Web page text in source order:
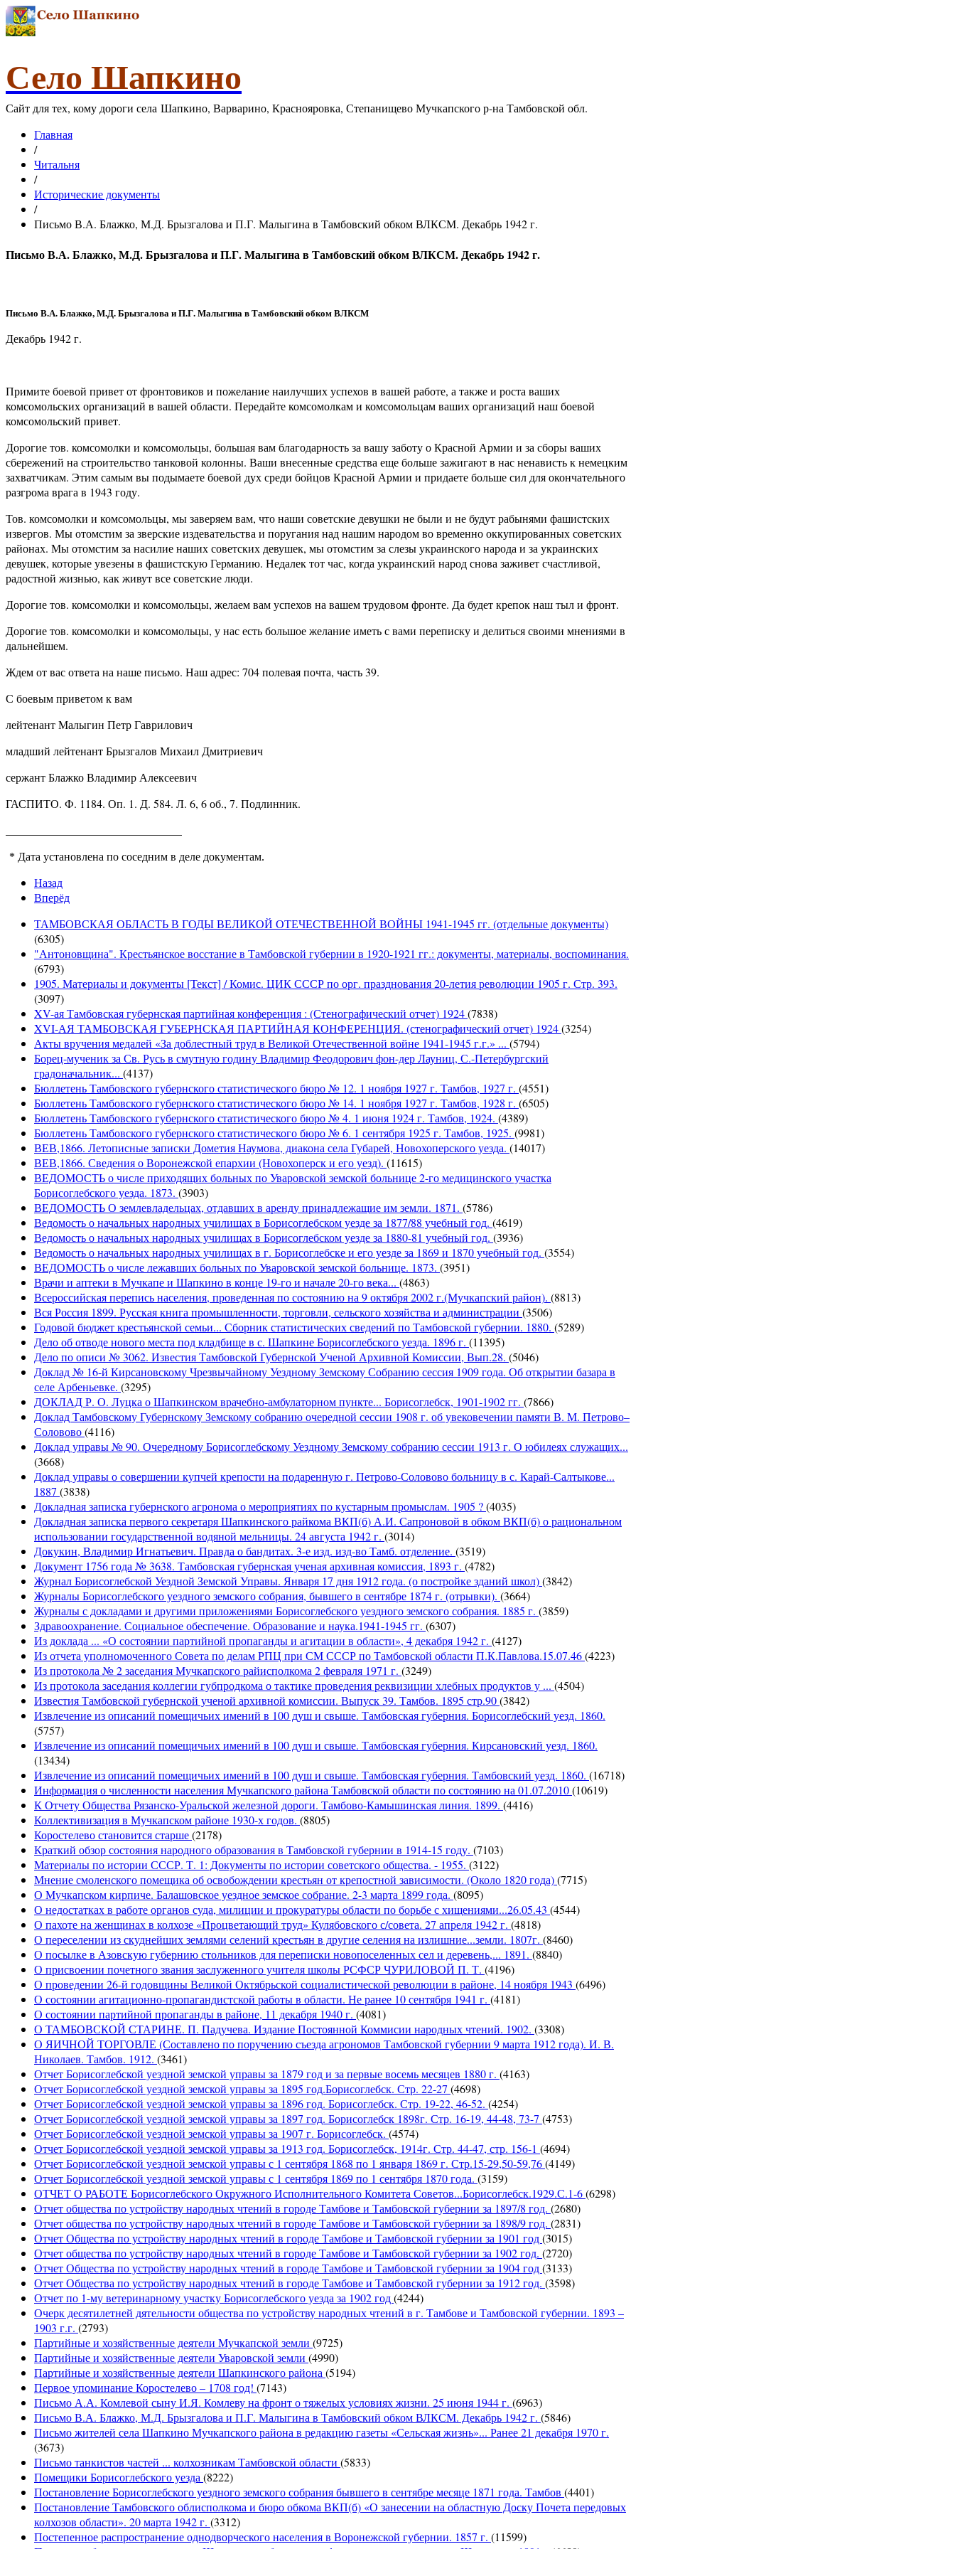
Село Шапкино
Сайт для тех, кому дороги села Шапкино, Варварино, Краснояровка, Степанищево Мучкапского р-на Тамбовской обл.
Главная
/
Читальня
/
Исторические документы
/
Письмо В.А. Блажко, М.Д. Брызгалова и П.Г. Малыгина в Тамбовский обком ВЛКСМ. Декабрь 1942 г.
Письмо В.А. Блажко, М.Д. Брызгалова и П.Г. Малыгина в Тамбовский обком ВЛКСМ. Декабрь 1942 г.
Письмо В.А. Блажко, М.Д. Брызгалова и П.Г. Малыгина в Тамбовский обком ВЛКСМ
Декабрь 1942 г.
Примите боевой привет от фронтовиков и пожелание наилучших успехов в вашей работе, а также и роста ваших
комсомольских организаций в вашей области. Передайте комсомолкам и комсомольцам ваших организаций наш боевой
комсомольский привет.
Дорогие тов. комсомолки и комсомольцы, большая вам благодарность за вашу заботу о Красной Армии и за сборы ваших
сбережений на строительство танковой колонны. Ваши внесенные средства еще больше зажигают в нас ненависть к немецким
захватчикам. Этим самым вы подымаете боевой дух среди бойцов Красной Армии и придаете больше сил для окончательного
разгрома врага в 1943 году.
Тов. комсомолки и комсомольцы, мы заверяем вам, что наши советские девушки не были и не будут рабынями фашистских
извергов. Мы отомстим за зверские издевательства и поругания над нашим народом во временно оккупированных советских
районах. Мы отомстим за насилие наших советских девушек, мы отомстим за слезы украинского народа и за украинских
девушек, которые увезены в фашистскую Германию. Недалек тот час, когда украинский народ снова заживет счастливой,
радостной жизнью, как живут все советские люди.
Дорогие тов. комсомолки и комсомольцы, желаем вам успехов на вашем трудовом фронте. Да будет крепок наш тыл и фронт.
Дорогие тов. комсомолки и комсомольцы, у нас есть большое желание иметь с вами переписку и делиться своими мнениями в
дальнейшем.
Ждем от вас ответа на наше письмо. Наш адрес: 704 полевая почта, часть 39.
С боевым приветом к вам
лейтенант Малыгин Петр Гаврилович
младший лейтенант Брызгалов Михаил Дмитриевич
сержант Блажко Владимир Алексеевич
ГАСПИТО. Ф. 1184. Оп. 1. Д. 584. Л. 6, 6 об., 7. Подлинник.
* Дата установлена по соседним в деле документам.
Назад
Вперёд
ТАМБОВСКАЯ ОБЛАСТЬ В ГОДЫ ВЕЛИКОЙ ОТЕЧЕСТВЕННОЙ ВОЙНЫ 1941-1945 гг. (отдельные документы)
(6305)
"Антоновщина". Крестьянское восстание в Тамбовской губернии в 1920-1921 гг.: документы, материалы, воспоминания.
(6793)
1905. Материалы и документы [Текст] / Комис. ЦИК СССР по орг. празднования 20-летия революции 1905 г. Стр. 393.
(3097)
XV-ая Тамбовская губернская партийная конференция : (Стенографический отчет) 1924(7838)
XVI-АЯ ТАМБОВСКАЯ ГУБЕРНСКАЯ ПАРТИЙНАЯ КОНФЕРЕНЦИЯ. (стенографический отчет) 1924(3254)
Акты вручения медалей «За доблестный труд в Великой Отечественной войне 1941-1945 г.г.» ... (5794)
Борец-мученик за Св. Русь в смутную годину Владимир Феодорович фон-дер Лауниц, С.-Петербургский
градоначальник... (4137)
Бюллетень Тамбовского губернского статистического бюро № 12. 1 ноября 1927 г. Тамбов, 1927 г. (4551)
Бюллетень Тамбовского губернского статистического бюро № 14. 1 ноября 1927 г. Тамбов, 1928 г. (6505)
Бюллетень Тамбовского губернского статистического бюро № 4. 1 июня 1924 г. Тамбов, 1924. (4389)
Бюллетень Тамбовского губернского статистического бюро № 6. 1 сентября 1925 г. Тамбов, 1925. (9981)
ВЕВ,1866. Летописные записки Дометия Наумова, диакона села Губарей, Новохоперского уезда. (14017)
ВЕВ,1866. Сведения о Воронежской епархии (Новохоперск и его уезд). (11615)
ВЕДОМОСТЬ о числе приходящих больных по Уваровской земской больнице 2-го медицинского участка
Борисоглебского уезда. 1873. (3903)
ВЕДОМОСТЬ О землевладельцах, отдавших в аренду принадлежащие им земли. 1871. (5786)
Ведомость о начальных народных училищах в Борисоглебском уезде за 1877/88 учебный год. (4619)
Ведомость о начальных народных училищах в Борисоглебском уезде за 1880-81 учебный год. (3936)
Ведомость о начальных народных училищах в г. Борисоглебске и его уезде за 1869 и 1870 учебный год. (3554)
ВЕДОМОСТЬ о числе лежавших больных по Уваровской земской больнице. 1873. (3951)
Врачи и аптеки в Мучкапе и Шапкино в конце 19-го и начале 20-го века... (4863)
Всероссийская перепись населения, проведенная по состоянию на 9 октября 2002 г.(Мучкапский район). (8813)
Вся Россия 1899. Русская книга промышленности, торговли, сельского хозяйства и администрации (3506)
Годовой бюджет крестьянской семьи... Сборник статистических сведений по Тамбовской губернии. 1880. (5289)
Дело об отводе нового места под кладбище в с. Шапкине Борисоглебского уезда. 1896 г. (11395)
Дело по описи № 3062. Известия Тамбовской Губернской Ученой Архивной Комиссии, Вып.28. (5046)
Доклад № 16-й Кирсановскому Чрезвычайному Уездному Земскому Собранию сессия 1909 года. Об открытии базара в
селе Арбеньевке. (3295)
ДОКЛАД Р. О. Луцка о Шапкинском врачебно-амбулаторном пункте... Борисоглебск, 1901-1902 гг. (7866)
Доклад Тамбовскому Губернскому Земскому собранию очередной сессии 1908 г. об увековечении памяти В. М. Петрово–
Соловово(4116)
Доклад управы № 90. Очередному Борисоглебскому Уездному Земскому собранию сессии 1913 г. О юбилеях служащих...
(3668)
Доклад управы о совершении купчей крепости на подаренную г. Петрово-Соловово больницу в с. Карай-Салтыкове...
1887 (3838)
Докладная записка губернского агронома о мероприятиях по кустарным промыслам. 1905 ?(4035)
Докладная записка первого секретаря Шапкинского райкома ВКП(б) А.И. Сапроновой в обком ВКП(б) о рациональном
использовании государственной водяной мельницы. 24 августа 1942 г. (3014)
Докукин, Владимир Игнатьевич. Правда о бандитах. 3-е изд. изд-во Тамб. отделение. (3519)
Документ 1756 года № 3638. Тамбовская губернская ученая архивная комиссия, 1893 г. (4782)
Журнал Борисоглебской Уездной Земской Управы. Января 17 дня 1912 года. (о постройке зданий школ)(3842)
Журналы Борисоглебского уездного земского собрания, бывшего в сентябре 1874 г. (отрывки). (3664)
Журналы с докладами и другими приложениями Борисоглебского уездного земского собрания. 1885 г. (3859)
Здравоохранение. Социальное обеспечение. Образование и наука.1941-1945 гг. (6307)
Из доклада ... «О состоянии партийной пропаганды и агитации в области», 4 декабря 1942 г. (4127)
Из отчета уполномоченного Совета по делам РПЦ при СМ СССР по Тамбовской области П.К.Павлова.15.07.46(4223)
Из протокола № 2 заседания Мучкапского райисполкома 2 февраля 1971 г. (3249)
Из протокола заседания коллегии губпродкома о тактике проведения реквизиции хлебных продуктов у ... (4504)
Известия Тамбовской губернской ученой архивной комиссии. Выпуск 39. Тамбов. 1895 стр.90(3842)
Извлечение из описаний помещичьих имений в 100 душ и свыше. Тамбовская губерния. Борисоглебский уезд. 1860.
(5757)
Извлечение из описаний помещичьих имений в 100 душ и свыше. Тамбовская губерния. Кирсановский уезд. 1860.
(13434)
Извлечение из описаний помещичьих имений в 100 душ и свыше. Тамбовская губерния. Тамбовский уезд. 1860. (16718)
Информация о численности населения Мучкапского района Тамбовской области по состоянию на 01.07.2010(10619)
К Отчету Общества Рязанско-Уральской железной дороги. Тамбово-Камышинская линия. 1899. (4416)
Коллективизация в Мучкапском районе 1930-х годов. (8805)
Коростелево становится старше(2178)
Краткий обзор состояния народного образования в Тамбовской губернии в 1914-15 году. (7103)
Материалы по истории СССР. Т. 1: Документы по истории советского общества. - 1955. (3122)
Мнение смоленского помещика об освобождении крестьян от крепостной зависимости. (Около 1820 года)(7715)
О Мучкапском кирпиче. Балашовское уездное земское собрание. 2-3 марта 1899 года. (8095)
О недостатках в работе органов суда, милиции и прокуратуры области по борьбе с хищениями...26.05.43 (4544)
О пахоте на женщинах в колхозе «Процветающий труд» Кулябовского с/совета. 27 апреля 1942 г. (4818)
О переселении из скуднейших землями селений крестьян в другие селения на излишние...земли. 1807г. (8460)
О посылке в Азовскую губернию стольников для переписки новопоселенных сел и деревень,... 1891. (8840)
О присвоении почетного звания заслуженного учителя школы РСФСР ЧУРИЛОВОЙ П. Т. (4196)
О проведении 26-й годовщины Великой Октябрьской социалистической революции в районе, 14 ноября 1943 (6496)
О состоянии агитационно-пропагандистской работы в области. Не ранее 10 сентября 1941 г. (4181)
О состоянии партийной пропаганды в районе, 11 декабря 1940 г. (4081)
О ТАМБОВСКОЙ СТАРИНЕ. П. Падучева. Издание Постоянной Коммисии народных чтений. 1902. (3308)
О ЯИЧНОЙ ТОРГОВЛЕ (Составлено по поручению съезда агрономов Тамбовской губернии 9 марта 1912 года). И. В.
Николаев. Тамбов. 1912. (3461)
Отчет Борисоглебской уездной земской управы за 1879 год и за первые восемь месяцев 1880 г. (4163)
Отчет Борисоглебской уездной земской управы за 1895 год.Борисоглебск. Стр. 22-27 (4698)
Отчет Борисоглебской уездной земской управы за 1896 год. Борисоглебск. Стр. 19-22, 46-52. (4254)
Отчет Борисоглебской уездной земской управы за 1897 год. Борисоглебск 1898г. Стр. 16-19, 44-48, 73-7 (4753)
Отчет Борисоглебской уездной земской управы за 1907 г. Борисоглебск. (4574)
Отчет Борисоглебской уездной земской управы за 1913 год. Борисоглебск, 1914г. Стр. 44-47, стр. 156-1 (4694)
Отчет Борисоглебской уездной земской управы с 1 сентября 1868 по 1 января 1869 г. Стр.15-29,50-59,76(4149)
Отчет Борисоглебской уездной земской управы с 1 сентября 1869 по 1 сентября 1870 года. (3159)
ОТЧЕТ О РАБОТЕ Борисоглебского Окружного Исполнительного Комитета Советов...Борисоглебск.1929.С.1-6(6298)
Отчет общества по устройству народных чтений в городе Тамбове и Тамбовской губернии за 1897/8 год. (2680)
Отчет общества по устройству народных чтений в городе Тамбове и Тамбовской губернии за 1898/9 год. (2831)
Отчет Общества по устройству народных чтений в городе Тамбове и Тамбовской губернии за 1901 год(3015)
Отчет общества по устройству народных чтений в городе Тамбове и Тамбовской губернии за 1902 год. (2720)
Отчет Общества по устройству народных чтений в городе Тамбове и Тамбовской губернии за 1904 год(3133)
Отчет Общества по устройству народных чтений в городе Тамбове и Тамбовской губернии за 1912 год. (3598)
Отчет по 1-му ветеринарному участку Борисоглебского уезда за 1902 год(4244)
Очерк десятилетней дятельности общества по устройству народных чтений в г. Тамбове и Тамбовской губернии. 1893 –
1903 г.г. (2793)
Партийные и хозяйственные деятели Мучкапской земли (9725)
Партийные и хозяйственные деятели Уваровской земли (4990)
Партийные и хозяйственные деятели Шапкинского района (5194)
Первое упоминание Коростелево – 1708 год! (7143)
Письмо А.А. Комлевой сыну И.Я. Комлеву на фронт о тяжелых условиях жизни. 25 июня 1944 г. (6963)
Письмо В.А. Блажко, М.Д. Брызгалова и П.Г. Малыгина в Тамбовский обком ВЛКСМ. Декабрь 1942 г. (5846)
Письмо жителей села Шапкино Мучкапского района в редакцию газеты «Сельская жизнь»... Ранее 21 декабря 1970 г.
(3673)
Письмо танкистов частей ... колхозникам Тамбовской области (5833)
Помещики Борисоглебского уезда (8222)
Постановление Борисоглебского уездного земского собрания бывшего в сентябре месяце 1871 года. Тамбов (4401)
Постановление Тамбовского облисполкома и бюро обкома ВКП(б) «О занесении на областную Доску Почета передовых
колхозов области». 20 марта 1942 г. (3312)
Постепенное распространение однодворческого населения в Воронежской губернии. 1857 г. (11599)